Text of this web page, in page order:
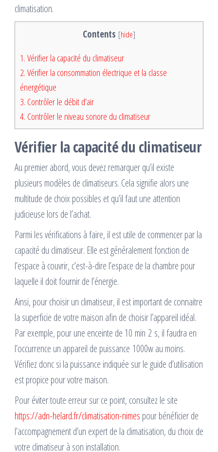
climatisation.
Contents [hide]
1.Vérifier la capacité du climatiseur
2.Vérifier la consommation électrique et la classe
énergétique
3. Contrôler le débit d’air
4. Contrôler le niveau sonore du climatiseur
Vérifier la capacité du climatiseur
Au premier abord, vous devez remarquer qu’il existe
plusieurs modèles de climatiseurs. Cela signifie alors une
multitude de choix possibles et qu’il faut une attention
judicieuse lors de l’achat.
Parmi les vérifications à faire, il est utile de commencer par la
capacité du climatiseur. Elle est généralement fonction de
l’espace à couvrir, c’est-à-dire l’espace de la chambre pour
laquelle il doit fournir de l’énergie.
Ainsi, pour choisir un climatiseur, il est important de connaitre
la superficie de votre maison afin de choisir l’appareil idéal.
Par exemple, pour une enceinte de 10 min 2 s, il faudra en
l’occurrence un appareil de puissance 1000w au moins.
Vérifiez donc si la puissance indiquée sur le guide d’utilisation
est propice pour votre maison.
Pour éviter toute erreur sur ce point, consultez le site
https://adn-helard.fr/climatisation-nimes pour bénéficier de
l’accompagnement d’un expert de la climatisation, du choix de
votre climatiseur à son installation.